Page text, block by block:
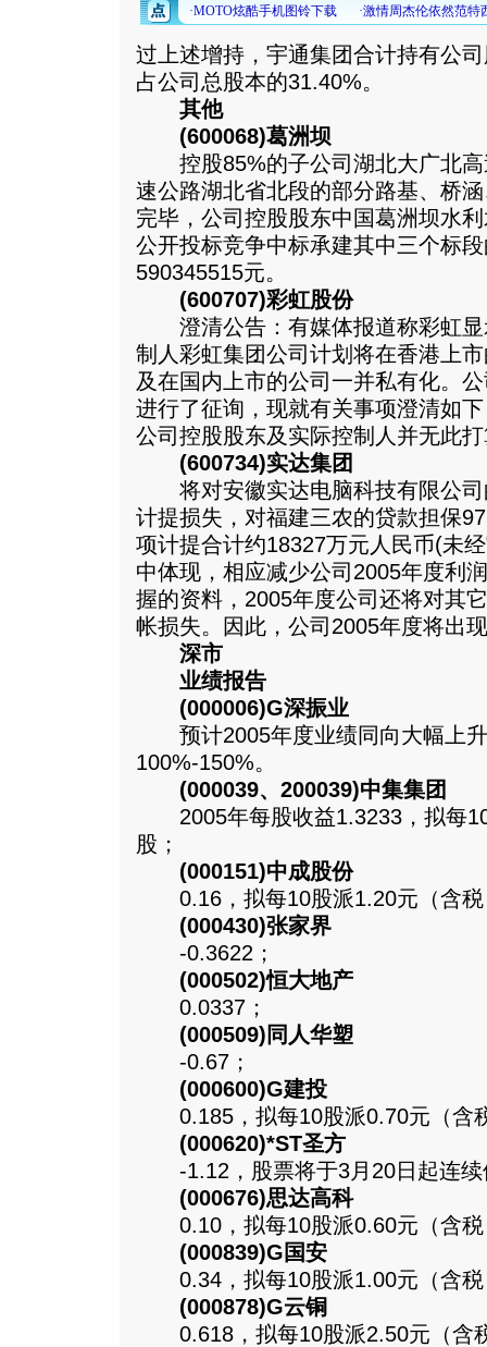
过上述增持，宇通集团合计持有公
占公司总股本的31.40%。
其他
(600068)葛洲坝
控股85%的子公司湖北大广北高
速公路湖北省北段的部分路基、桥
完毕，公司控股股东中国葛洲坝水
公开投标竞争中标承建其中三个标
590345515元。
(600707)彩虹股份
澄清公告：有媒体报道称彩虹显
制人彩虹集团公司计划将在香港上
及在国内上市的公司一并私有化。
进行了征询，现就有关事项澄清如
公司控股股东及实际控制人并无此
(600734)实达集团
将对安徽实达电脑科技有限公司
计提损失，对福建三农的贷款担保
项计提合计约18327万元人民币(未
中体现，相应减少公司2005年度利
握的资料，2005年度公司还将对其
帐损失。因此，公司2005年度将出
深市
业绩报告
(000006)G深振业
预计2005年度业绩同向大幅上升
100%-150%。
(000039、200039)中集集团
2005年每股收益1.3233，拟每
股；
(000151)中成股份
0.16，拟每10股派1.20元（含税
(000430)张家界
-0.3622；
(000502)恒大地产
0.0337；
(000509)同人华塑
-0.67；
(000600)G建投
0.185，拟每10股派0.70元（含
(000620)*ST圣方
-1.12，股票将于3月20日起连续
(000676)思达高科
0.10，拟每10股派0.60元（含税
(000839)G国安
0.34，拟每10股派1.00元（含税
(000878)G云铜
0.618，拟每10股派2.50元（含